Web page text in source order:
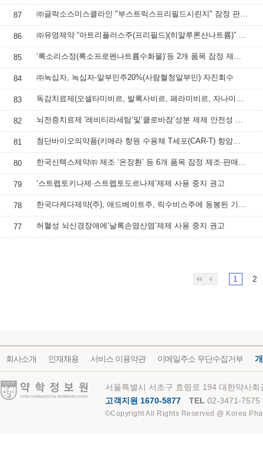
87 ㈜글락소스미스클라인 "부스트릭스프리필드시린지" 잠정 판매·사용 중지 조치
86 ㈜유영제약 “아트리플러스주(프리필드)(히알루론산나트륨)” 잠정 판매·사용 중지
85 ‘록소리스정(록소프로펜나트륨수화물)’등 2개 품목 잠정 제조·판매·사용 중지
84 ㈜녹십자, 녹십자-알부민주20%(사람혈청알부민) 자진회수
83 독감치료제(오셀타미비르, 발록사비르, 페라미비르, 자나미비르 성분 제제) 처방‧투여 시 주의사항
82 뇌전증치료제 '레비티라세탐’및‘클로바잠’성분 제제 안전성 정보
81 첨단바이오의약품(키메라 항원 수용체 T세포(CAR-T) 항암제) 안전성 정보
80 한국신텍스제약㈜ 제조 ‘온장환’ 등 6개 품목 잠정 제조·판매 중지 및 회수 조치
79 ‘스트렙토키나제·스트렙토도르나제’제제 사용 중지 권고
78 한국다케다제약(주), 애드베이트주, 릭수비스주에 동봉된 기구 교체 안내
77 허혈성 뇌신경장애에‘날록손염산염’제제 사용 중지 권고
1 2
회사소개 인재채용 서비스 이용약관 이메일주소 무단수집거부
약학정보원
서울특별시 서초구 효령로 194 대한약사
고객지원 1670-5877
TEL 02-3471-7575
©Copyright All Rights Reserved @ Korea